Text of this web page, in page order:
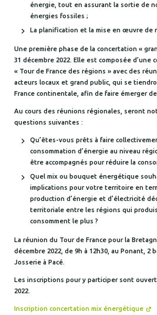
énergie, tout en assurant la sortie de
énergies fossiles ;
La planification et la mise en œuvre de
Une première phase de la concertation «
31 décembre 2022. Elle est composée
« Tour de France des régions » avec des
acteurs locaux et grand public, qui se
France continentale, afin de faire émerger
Au cours des réunions régionales, seront
questions suivantes :
Qu’êtes-vous prêts à faire
consommation d’énergie au niveau
être accompagnés pour réduire la
Quel mix ou bouquet énergétique
implications pour votre territoire en
production d’énergie et d’électricité
territoriale entre les régions qui
consomment le plus ?
La réunion du Tour de France pour la
décembre 2022, de 9h à 12h30, au Ponant, 2
Josserie à Pacé.
Les inscriptions pour y participer sont
2022.
Inscription concertation mix énergétique